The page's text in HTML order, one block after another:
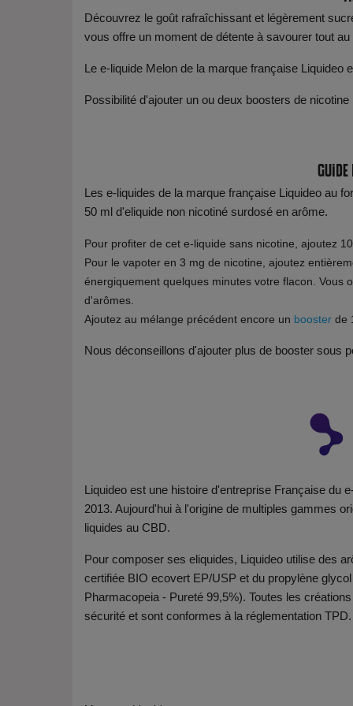
Découvrez le goût rafraîchissant et légèrement
vous offre un moment de détente à savourer tout au
Le e-liquide Melon de la marque française
Possibilité d'ajouter un ou deux boosters de
Les e-liquides de la marque française Liquideo au
50 ml d'eliquide non nicotiné surdosé en arôme.
Pour profiter de cet e-liquide sans nicotine, ajoutez
Pour le vapoter en 3 mg de nicotine, ajoutez
énergiquement quelques minutes votre flacon. Vous
d'arômes.
Ajoutez au mélange précédent encore un booster de
Nous déconseillons d'ajouter plus de booster sous
Liquideo est une histoire d'entreprise Française du
2013. Aujourd'hui à l'origine de multiples gammes
liquides au CBD.
Pour composer ses eliquides, Liquideo utilise des
certifiée BIO ecovert EP/USP et du propylène
Pharmacopeia - Pureté 99,5%). Toutes les
sécurité et sont conformes à la réglementation TPD.